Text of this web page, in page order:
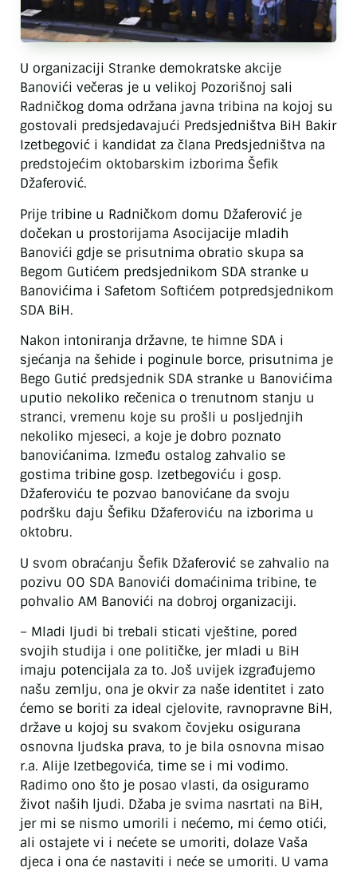
U organizaciji Stranke demokratske akcije
Banovići večeras je u velikoj Pozorišnoj sali
Radničkog doma održana javna tribina na kojoj su
gostovali predsjedavajući Predsjedništva BiH Bakir
Izetbegović i kandidat za člana Predsjedništva na
predstojećim oktobarskim izborima Šefik
Džaferović.
Prije tribine u Radničkom domu Džaferović je
dočekan u prostorijama Asocijacije mladih
Banovići gdje se prisutnima obratio skupa sa
Begom Gutićem predsjednikom SDA stranke u
Banovićima i Safetom Softićem potpredsjednikom
SDA BiH.
Nakon intoniranja državne, te himne SDA i
sjećanja na šehide i poginule borce, prisutnima je
Bego Gutić predsjednik SDA stranke u Banovićima
uputio nekoliko rečenica o trenutnom stanju u
stranci, vremenu koje su prošli u posljednjih
nekoliko mjeseci, a koje je dobro poznato
banovićanima. Između ostalog zahvalio se
gostima tribine gosp. Izetbegoviću i gosp.
Džaferoviću te pozvao banovićane da svoju
podršku daju Šefiku Džaferoviću na izborima u
oktobru.
U svom obraćanju Šefik Džaferović se zahvalio na
pozivu OO SDA Banovići domaćinima tribine, te
pohvalio AM Banovići na dobroj organizaciji.
– Mladi ljudi bi trebali sticati vještine, pored
svojih studija i one političke, jer mladi u BiH
imaju potencijala za to. Još uvijek izgrađujemo
našu zemlju, ona je okvir za naše identitet i zato
ćemo se boriti za ideal cjelovite, ravnopravne BiH,
države u kojoj su svakom čovjeku osigurana
osnovna ljudska prava, to je bila osnovna misao
r.a. Alije Izetbegovića, time se i mi vodimo.
Radimo ono što je posao vlasti, da osiguramo
život naših ljudi. Džaba je svima nasrtati na BiH,
jer mi se nismo umorili i nećemo, mi ćemo otići,
ali ostajete vi i nećete se umoriti, dolaze Vaša
djeca i ona će nastaviti i neće se umoriti. U vama